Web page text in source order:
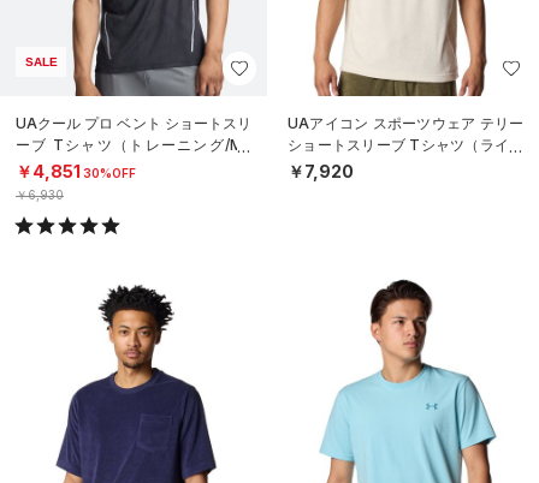
SALE
UAクール プロ ベント ショートスリ
ーブ Tシャツ（トレーニング/ME
N）
￥4,851 30%OFF
￥6,930
UAアイコン スポーツウェア テリー
ショートスリーブ Tシャツ（ライフ
スタイル/MEN）
￥7,920